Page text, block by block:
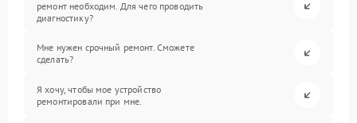
ремонт необходим. Для чего проводить
диагностику?
Мне нужен срочный ремонт. Сможете
сделать?
Я хочу, чтобы мое устройство
ремонтировали при мне.